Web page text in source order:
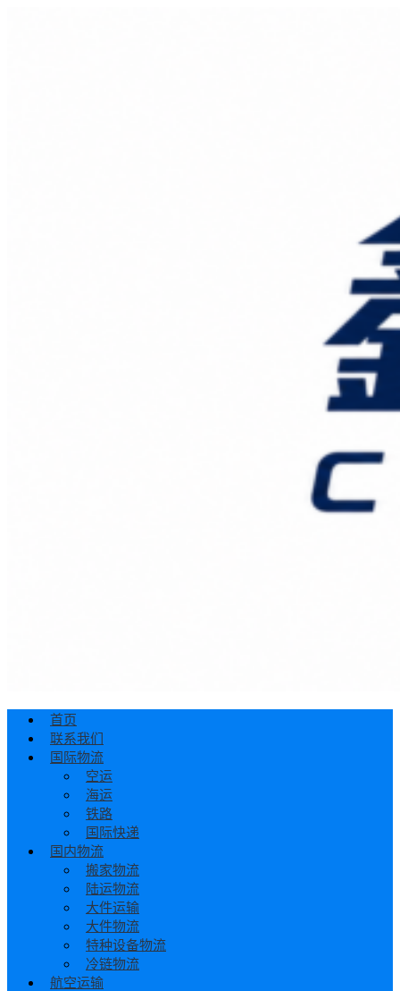
首页
联系我们
国际物流
空运
海运
铁路
国际快递
国内物流
搬家物流
陆运物流
大件运输
大件物流
特种设备物流
冷链物流
航空运输